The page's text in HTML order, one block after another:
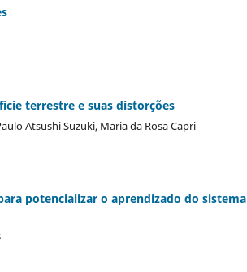
terrestre e suas distorções
Atsushi Suzuki, Maria da Rosa Capri
potencializar o aprendizado do sistema